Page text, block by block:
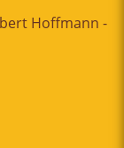
Hoffmann -